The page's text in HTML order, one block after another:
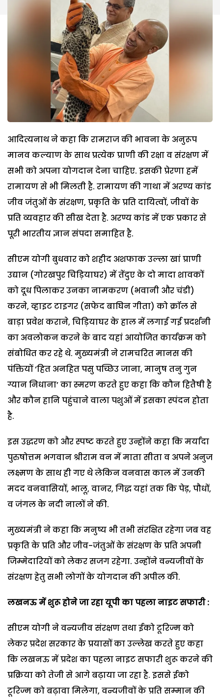
आदित्यनाथ ने कहा कि रामराज की भावना के अनुरूप
मानव कल्याण के साथ प्रत्येक प्राणी की रक्षा व संरक्षण में
सभी को अपना योगदान देना चाहिए. इसकी प्रेरणा हमें
रामायण से भी मिलती है. रामायण की गाथा में अरण्य कांड
जीव जंतुओं के संरक्षण, प्रकृति के प्रति दायित्वों, जीवों के
प्रति व्यवहार की सीख देता है. अरण्य कांड में एक प्रकार से
पूरी भारतीय ज्ञान संपदा समाहित है.
सीएम योगी बुधवार को शहीद अशफाक उल्ला खां प्राणी
उद्यान (गोरखपुर चिड़ियाघर) में तेंदुए के दो मादा शावकों
को दूध पिलाकर उनका नामकरण (भवानी और चंडी)
करने, व्हाइट टाइगर (सफेद बाघिन गीता) को क्रॉल से
बाड़ा प्रवेश कराने, चिड़ियाघर के हाल में लगाई गई प्रदर्शनी
का अवलोकन करने के बाद यहां आयोजित कार्यक्रम को
संबोधित कर रहे थे. मुख्यमंत्री ने रामचरित मानस की
पंक्तियों ‘हित अनहित पसु पच्छिउ जाना, मानुष तनु गुन
ग्यान निधाना’ का स्मरण करते हुए कहा कि कौन हितैषी है
और कौन हानि पहुंचाने वाला पशुओं में इसका स्पंदन होता
है.
इस उद्धरण को और स्पष्ट करते हुए उन्होंने कहा कि मर्यादा
पुरुषोत्तम भगवान श्रीराम वन में माता सीता व अपने अनुज
लक्ष्मण के साथ ही गए थे लेकिन वनवास काल में उनकी
मदद वनवासियों, भालू, वानर, गिद्ध यहां तक कि पेड़, पौधों,
व जंगल के नदी नालों ने की.
मुख्यमंत्री ने कहा कि मनुष्य भी तभी संरक्षित रहेगा जब वह
प्रकृति के प्रति और जीव-जंतुओं के संरक्षण के प्रति अपनी
जिम्मेदारियों को लेकर सजग रहेगा. उन्होंने वन्यजीवों के
संरक्षण हेतु सभी लोगों के योगदान की अपील की.
लखनऊ में शुरू होने जा रहा यूपी का पहला नाइट सफारी :
सीएम योगी ने वन्यजीव संरक्षण तथा ईको टूरिज्म को
लेकर प्रदेश सरकार के प्रयासों का उल्लेख करते हुए कहा
कि लखनऊ में प्रदेश का पहला नाइट सफारी शुरू करने की
प्रक्रिया को तेजी से आगे बढ़ाया जा रहा है. इससे ईको
टूरिज्म को बढ़ावा मिलेगा, वन्यजीवों के प्रति सम्मान की